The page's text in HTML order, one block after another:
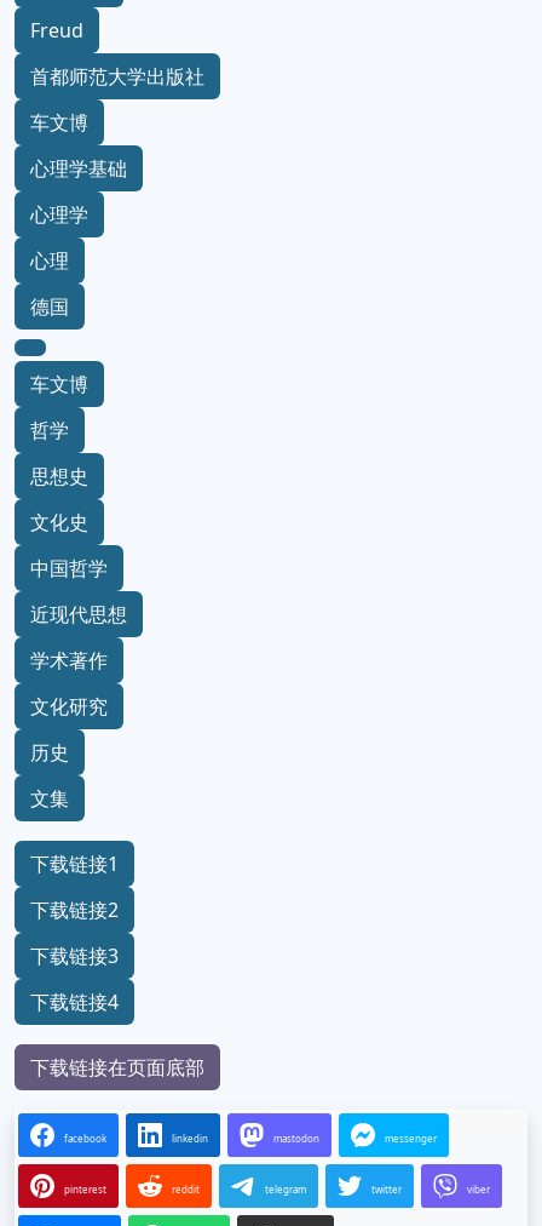
Freud
首都师范大学出版社
车文博
心理学基础
心理学
心理
德国
车文博
哲学
思想史
文化史
中国哲学
近现代思想
学术著作
文化研究
历史
文集
下载链接1
下载链接2
下载链接3
下载链接4
下载链接在页面底部
facebook linkedin mastodon messenger
pinterest reddit telegram twitter viber